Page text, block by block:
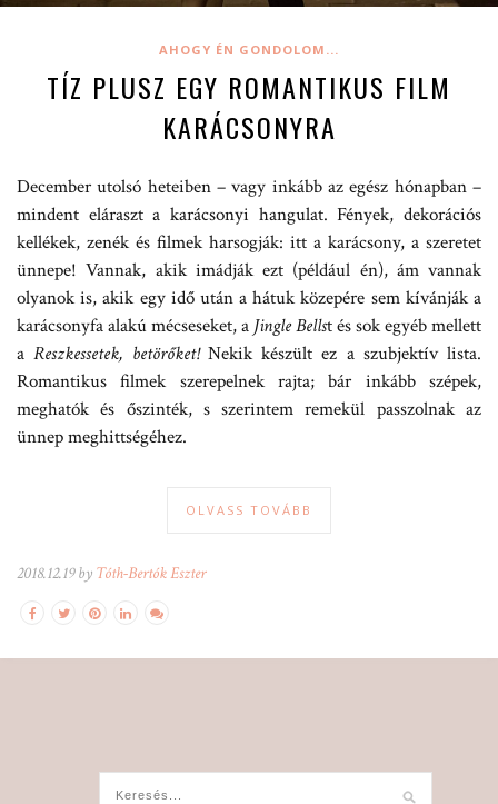
AHOGY ÉN GONDOLOM...
TÍZ PLUSZ EGY ROMANTIKUS FILM
KARÁCSONYRA
December utolsó heteiben – vagy inkább az egész hónapban –
mindent eláraszt a karácsonyi hangulat. Fények, dekorációs
kellékek, zenék és filmek harsogják: itt a karácsony, a szeretet
ünnepe! Vannak, akik imádják ezt (például én), ám vannak
olyanok is, akik egy idő után a hátuk közepére sem kívánják a
karácsonyfa alakú mécseseket, a Jingle Bellst és sok egyéb mellett
aReszkessetek, betörőket!Nekik készült ez a szubjektív lista.
Romantikus filmek szerepelnek rajta; bár inkább szépek,
meghatók és őszinték, s szerintem remekül passzolnak az
ünnep meghittségéhez.
OLVASS TOVÁBB
2018.12.19 by Tóth-Bertók Eszter